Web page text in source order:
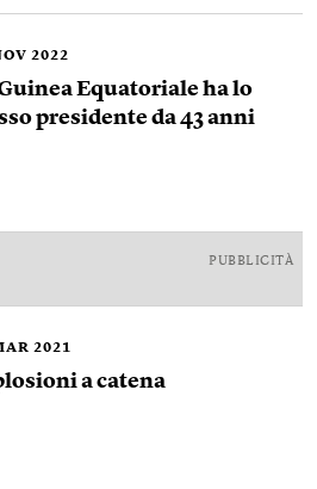
2022
Equatoriale ha lo
presidente da 43 anni
PUBBLICITÀ
2021
a catena